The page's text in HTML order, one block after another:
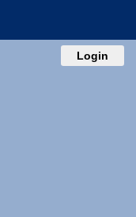
Login